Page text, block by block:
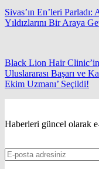
Sivas’ın En’leri
Yıldızlarını Bir Araya
Black Lion Hair
Uluslararası Başarı ve
Ekim Uzmanı’ Seçildi!
Haberleri güncel olarak